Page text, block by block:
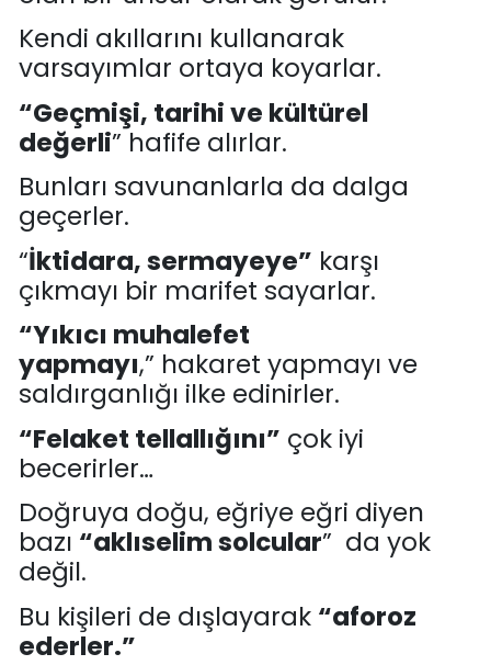
Kendi akıllarını kullanarak
varsayımlar ortaya koyarlar.
“Geçmişi, tarihive kültürel
değerli” hafife alırlar.
Bunları savunanlarla da dalga
geçerler.
“İktidara, sermayeye” karşı
çıkmayı bir marifet sayarlar.
“Yıkıcı muhalefet
yapmayı,” hakaret yapmayı ve
saldırganlığı ilke edinirler.
“Felaket tellallığını” çok iyi
becerirler…
Doğruya doğu, eğriye eğri diyen
bazı “aklıselimsolcular” da yok
değil.
Bu kişileri de dışlayarak “aforoz
ederler.”